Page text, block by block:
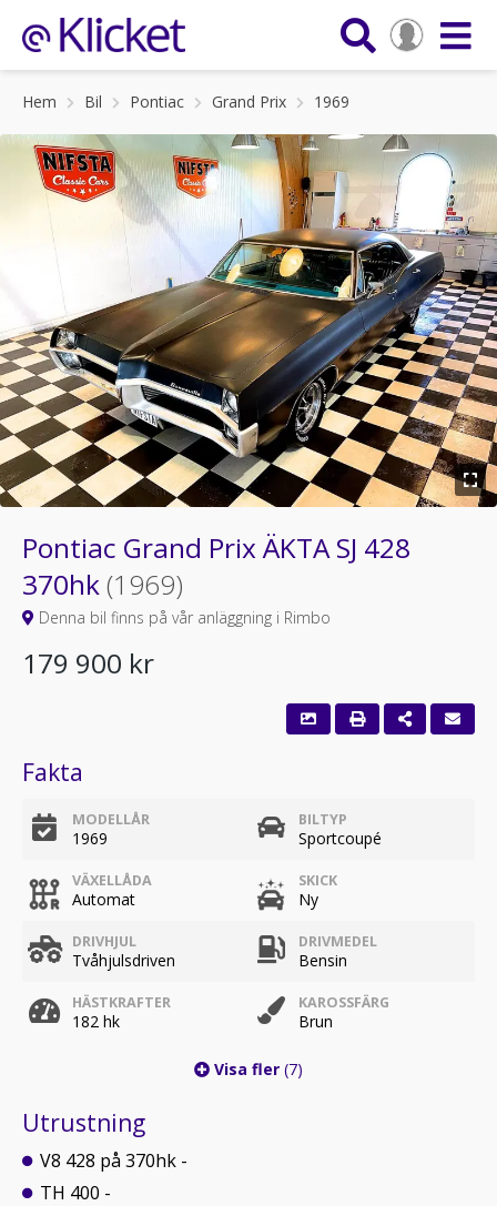
Hem Bil Pontiac Grand Prix 1969
Pontiac Grand Prix ÄKTA SJ 428
370hk(1969)
Denna bil finns på vår anläggning i Rimbo
179 900 kr
Fakta
MODELLÅR
1969
BILTYP
Sportcoupé
VÄXELLÅDA
Automat
SKICK
Ny
DRIVHJUL
Tvåhjulsdriven
DRIVMEDEL
Bensin
HÄSTKRAFTER
182 hk
KAROSSFÄRG
Brun
Visa fler (7)
Utrustning
V8 428 på 370hk -
TH 400 -